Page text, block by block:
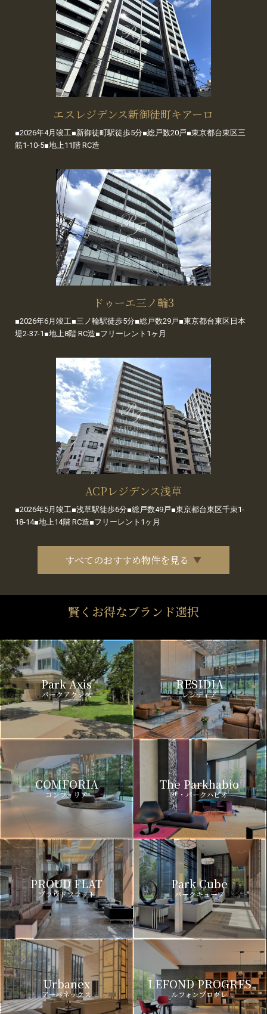
エスレジデンス新御徒町キアーロ
■2026年4月竣工■新御徒町駅徒歩5分■総戸数20戸■東京都台東区三
筋1-10-5■地上11階 RC造
ドゥーエ三ノ輪3
■2026年6月竣工■三ノ輪駅徒歩5分■総戸数29戸■東京都台東区日本
堤2-37-1■地上8階 RC造■フリーレント1ヶ月
ACPレジデンス浅草
■2026年5月竣工■浅草駅徒歩6分■総戸数49戸■東京都台東区千束1-
18-14■地上14階 RC造■フリーレント1ヶ月
すべてのおすすめ物件を見る
賢くお得なブランド選択
Park Axis
パークアクシス
RESIDIA
レジディア
COMFORIA
コンフォリア
The Parkhabio
ザ・パークハビオ
PROUD FLAT
プラウドフラット
Park Cube
パークキューブ
Urbanex
アーバネックス
LEFOND PROGRES
ルフォンプログレ